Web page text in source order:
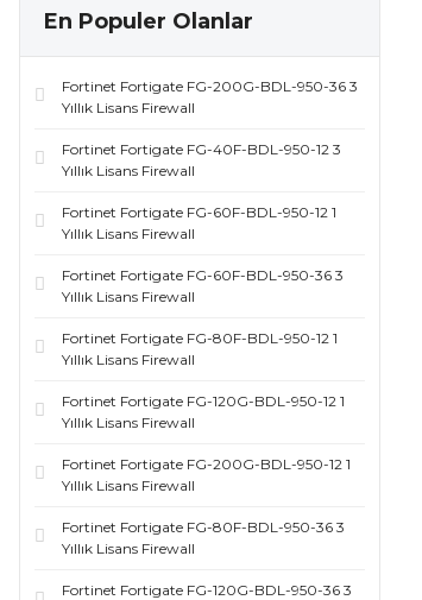
En Populer Olanlar
Fortinet Fortigate FG-200G-BDL-950-36 3
Yıllık Lisans Firewall
Fortinet Fortigate FG-40F-BDL-950-12 3
Yıllık Lisans Firewall
Fortinet Fortigate FG-60F-BDL-950-12 1
Yıllık Lisans Firewall
Fortinet Fortigate FG-60F-BDL-950-36 3
Yıllık Lisans Firewall
Fortinet Fortigate FG-80F-BDL-950-12 1
Yıllık Lisans Firewall
Fortinet Fortigate FG-120G-BDL-950-12 1
Yıllık Lisans Firewall
Fortinet Fortigate FG-200G-BDL-950-12 1
Yıllık Lisans Firewall
Fortinet Fortigate FG-80F-BDL-950-36 3
Yıllık Lisans Firewall
Fortinet Fortigate FG-120G-BDL-950-36 3